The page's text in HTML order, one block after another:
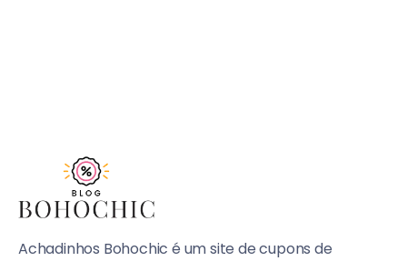
Achadinhos Bohochic é um site de cupons de